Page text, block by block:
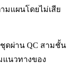
มแผนโดยไม่เสีย
ชุดผ่าน QC สามชั้น
แนวทางของ